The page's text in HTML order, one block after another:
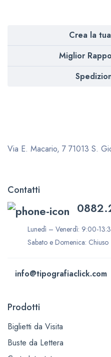
Crea la
Miglior
Via E. Macario, 7 71013 S.
Contatti
Lunedì – Venerdì: 9:00-
Sabato e Domenica: Chiuso
info@tipografiaclick.com
Prodotti
Biglietti da Visita
Buste da Lettera